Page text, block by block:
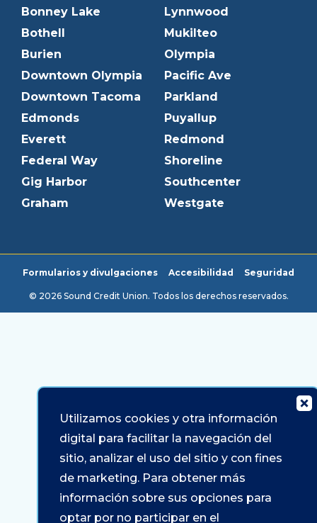
Bonney Lake
Bothell
Burien
Downtown Olympia
Downtown Tacoma
Edmonds
Everett
Federal Way
Gig Harbor
Graham
Lynnwood
Mukilteo
Olympia
Pacific Ave
Parkland
Puyallup
Redmond
Shoreline
Southcenter
Westgate
Formularios y divulgaciones Accesibilidad Seguridad
© 2026 Sound Credit Union. Todos los derechos reservados.
Utilizamos cookies y otra información
digital para facilitar la navegación del
sitio, analizar el uso del sitio y con fines
de marketing. Para obtener más
información sobre sus opciones para
optar por no participar en el